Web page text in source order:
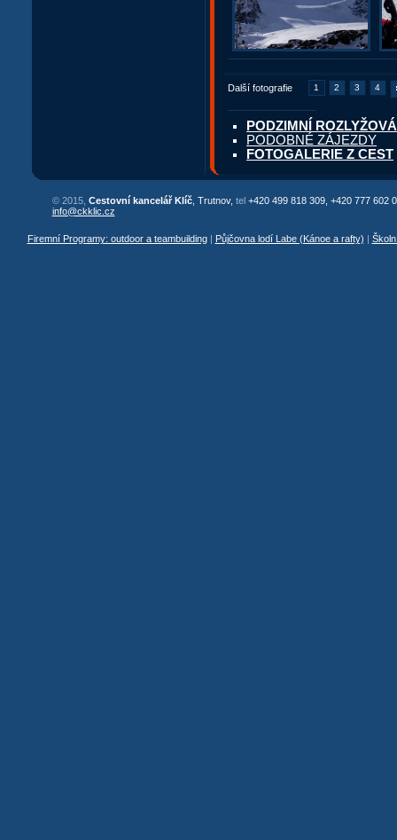
Další fotografie 1 2 3 4
PODZIMNÍ
PODOBNÉ ZÁJEZDY
FOTOGALERIE Z CEST
© 2015, Cestovní kancelář Klíč, Trutnov, tel +420 499 818 309, +420 777 602
info@ckklic.cz
Firemní Programy: outdoor a teambuilding| Půjčovna lodí Labe (Kánoe a rafty)